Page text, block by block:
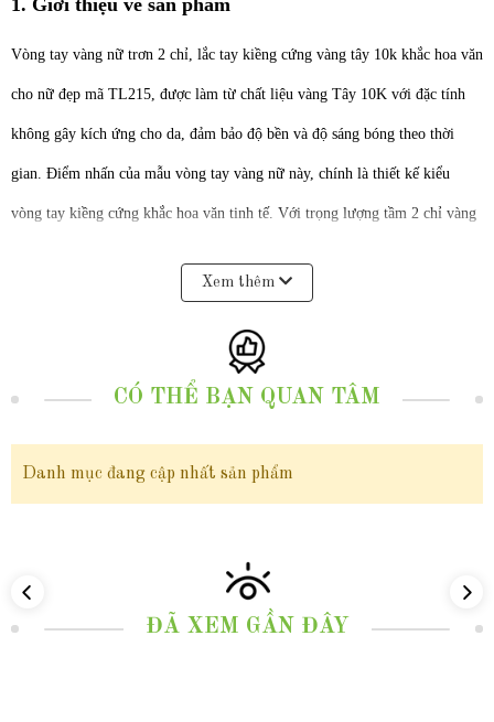
1. Giới thiệu về sản phẩm
Vòng tay vàng nữ trơn 2 chỉ, lắc tay kiềng cứng vàng tây 10k khắc hoa văn
cho nữ đẹp mã TL215, được làm từ chất liệu vàng Tây 10K với đặc tính
không gây kích ứng cho da, đảm bảo độ bền và độ sáng bóng theo thời
gian. Điểm nhấn của mẫu vòng tay vàng nữ này, chính là thiết kế kiểu
vòng tay kiềng cứng khắc hoa văn tinh tế. Với trọng lượng tầm 2 chỉ vàng
nhiều loại trang phục khác nhau, từ trang phục hàng ngày, trang phục dạo
phố cho đến trang phục công sở hay trang phục dự tiệc. Khi đeo chiếc lắc
tay này mang lại một vẻ đẹp nhẹ nhàng, thanh lịch và không gian cho
tay kiềng cứng vàng tây 10k khắc hoa văn cho nữ đẹp mã TL215 " - không
chỉ là một lựa chọn hoàn hảo cho những ai muốn tỏa sáng với vẻ ngoài
Xem thêm
CÓ THỂ BẠN QUAN TÂM
Danh mục đang cập nhất sản phẩm
ĐÃ XEM GẦN ĐÂY